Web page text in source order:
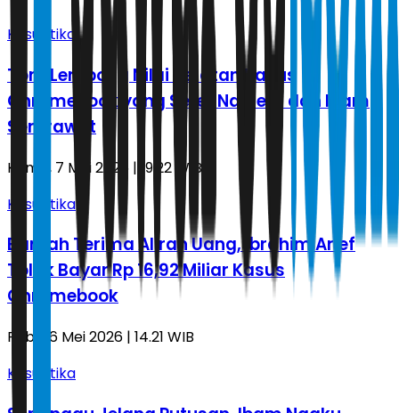
Kasuistika
Tom Lembong Nilai Jeratan Kasus
Chromebook yang Seret Nadiem dan Ibam
Semrawut
Kamis, 7 Mei 2026 | 19.22 WIB
Kasuistika
Bantah Terima Aliran Uang, Ibrahim Arief
Tolak Bayar Rp 16,92 Miliar Kasus
Chromebook
Rabu, 6 Mei 2026 | 14.21 WIB
Kasuistika